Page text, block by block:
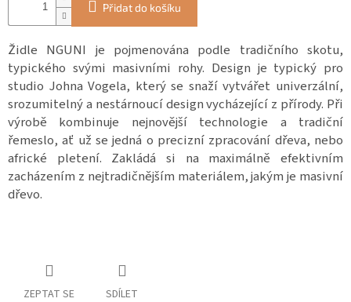
Přidat do košíku
Židle NGUNI je pojmenována podle tradičního skotu,
typického svými masivními rohy. Design je typický pro
studio Johna Vogela, který se snaží vytvářet univerzální,
srozumitelný a nestárnoucí design vycházející z přírody. Při
výrobě kombinuje nejnovější technologie a tradiční
řemeslo, ať už se jedná o precizní zpracování dřeva, nebo
africké pletení. Zakládá si na maximálně efektivním
zacházením z nejtradičnějším materiálem, jakým je masivní
dřevo.
ZEPTAT SE SDÍLET